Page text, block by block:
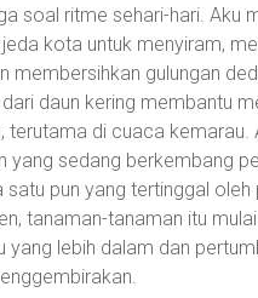
soal ritme sehari-hari. Aku
kota untuk menyiram,
membersihkan gulungan
daun kering membantu
terutama di cuaca kemarau.
yang sedang berkembang
satu pun yang tertinggal oleh
tanaman-tanaman itu
yang lebih dalam dan